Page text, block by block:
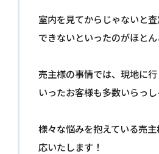
室内を見てからじゃないと
できないといったのがほとん
売主様の事情では、現地に
いったお客様も多数いらっし
様々な悩みを抱えている売
応いたします！